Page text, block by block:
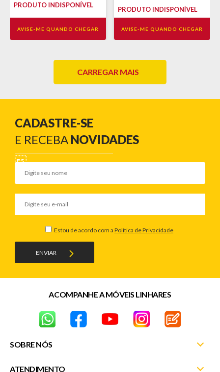
PRODUTO INDISPONÍVEL
AVISE-ME QUANDO CHEGAR
PRODUTO INDISPONÍVEL
AVISE-ME QUANDO CHEGAR
CARREGAR MAIS
CADASTRE-SE
E RECEBA NOVIDADES
ENVIAR
Estou de acordo com a Política de Privacidade
SOBRE NÓS
Nossas Lojas
ATENDIMENTO
ACOMPANHE A MÓVEIS LINHARES